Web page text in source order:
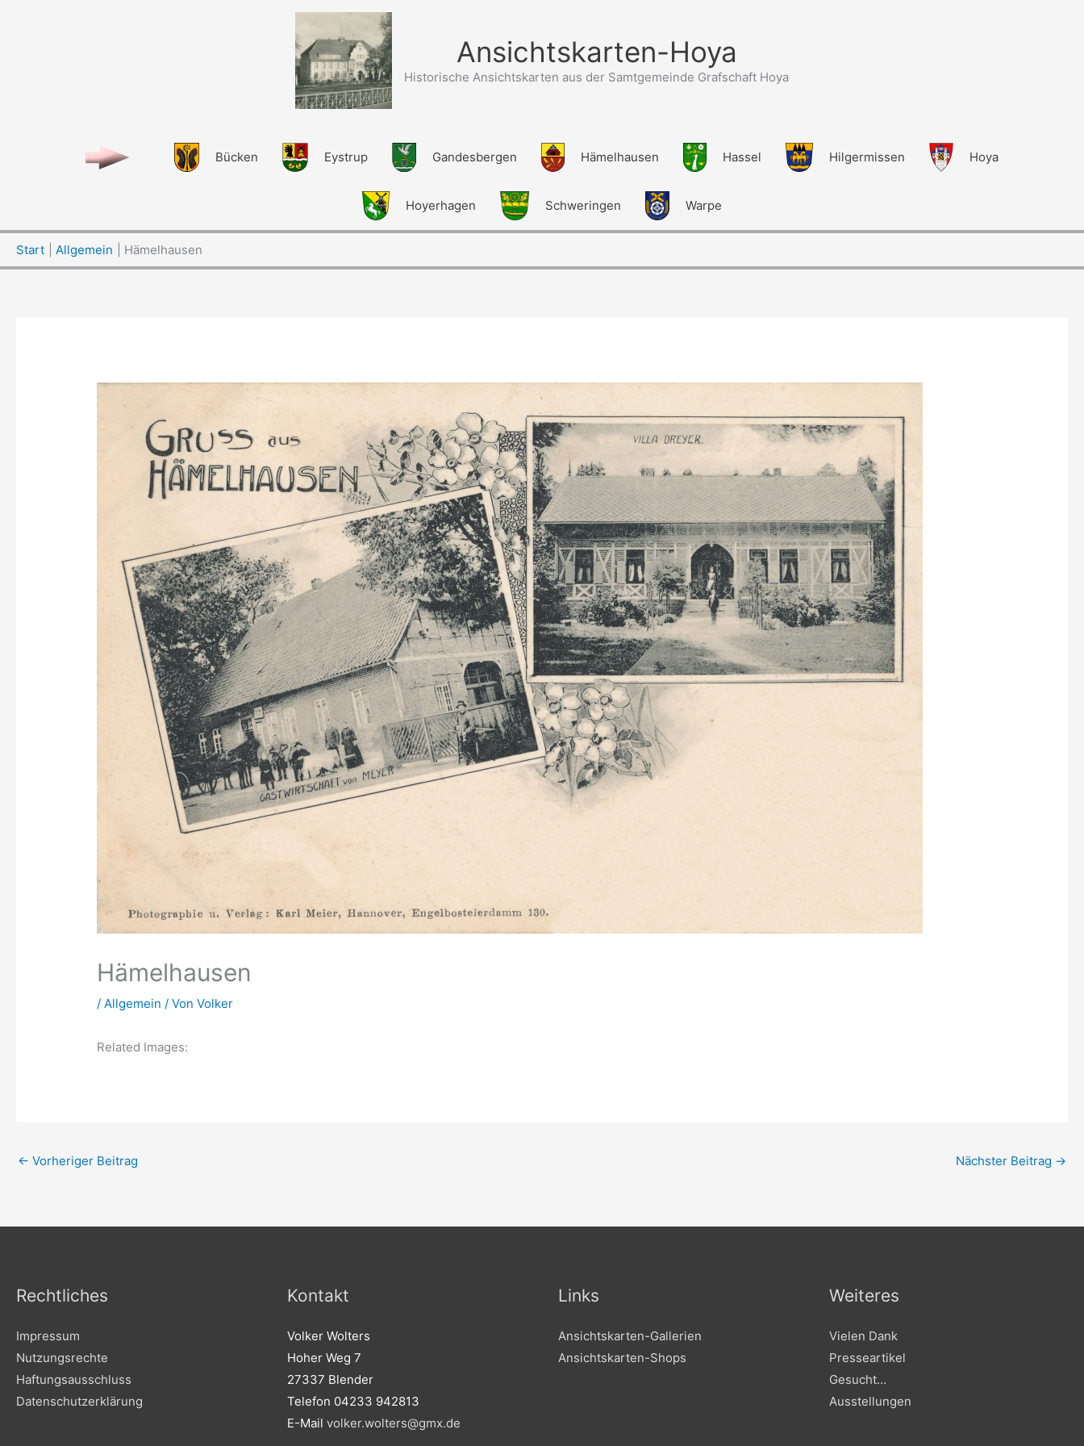
Ansichtskarten-Hoya
Historische Ansichtskarten aus der Samtgemeinde Grafschaft Hoya
Bücken Eystrup Gandesbergen Hämelhausen Hassel Hilgermissen Hoya
Hoyerhagen Schweringen Warpe
Start Allgemein Hämelhausen
Hämelhausen
/Allgemein / VonVolker
Related Images:
← Vorheriger Beitrag Nächster Beitrag →
Rechtliches
Impressum
Nutzungsrechte
Haftungsausschluss
Datenschutzerklärung
Kontakt
Volker Wolters
Hoher Weg 7
27337 Blender
Telefon 04233 942813
E-Mail volker.wolters@gmx.de
Links
Ansichtskarten-Gallerien
Ansichtskarten-Shops
Weiteres
Vielen Dank
Presseartikel
Gesucht…
Ausstellungen